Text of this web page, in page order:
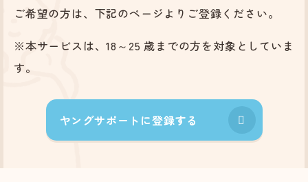
ご希望の方は、下記のページよりご登録ください。
※本サービスは、18～25 歳までの方を対象としていま
す。
ヤングサポートに登録する